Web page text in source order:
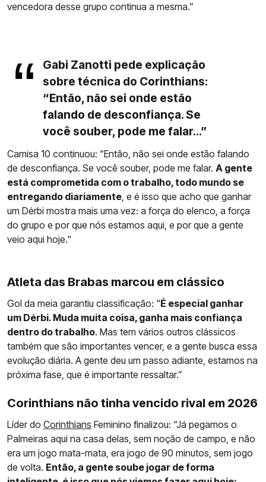
vencedora desse grupo continua a mesma.”
Gabi Zanotti pede explicação
sobre técnica do Corinthians:
“Então, não sei onde estão
falando de desconfiança. Se
você souber, pode me falar...”
Camisa 10 continuou: “Então, não sei onde estão falando
de desconfiança. Se você souber, pode me falar. A gente
está comprometida com o trabalho, todo mundo se
entregando diariamente, e é isso que acho que ganhar
um Dérbi mostra mais uma vez: a força do elenco, a força
do grupo e por que nós estamos aqui, e por que a gente
veio aqui hoje."
Atleta das Brabas marcou em clássico
Gol da meia garantiu classificação: "É especial ganhar
um Dérbi. Muda muita coisa, ganha mais confiança
dentro do trabalho. Mas tem vários outros clássicos
também que são importantes vencer, e a gente busca essa
evolução diária. A gente deu um passo adiante, estamos na
próxima fase, que é importante ressaltar.”
Corinthians não tinha vencido rival em 2026
Líder do Corinthians Feminino finalizou: “Já pegamos o
Palmeiras aqui na casa delas, sem noção de campo, e não
era um jogo mata-mata, era jogo de 90 minutos, sem jogo
de volta. Então, a gente soube jogar de forma